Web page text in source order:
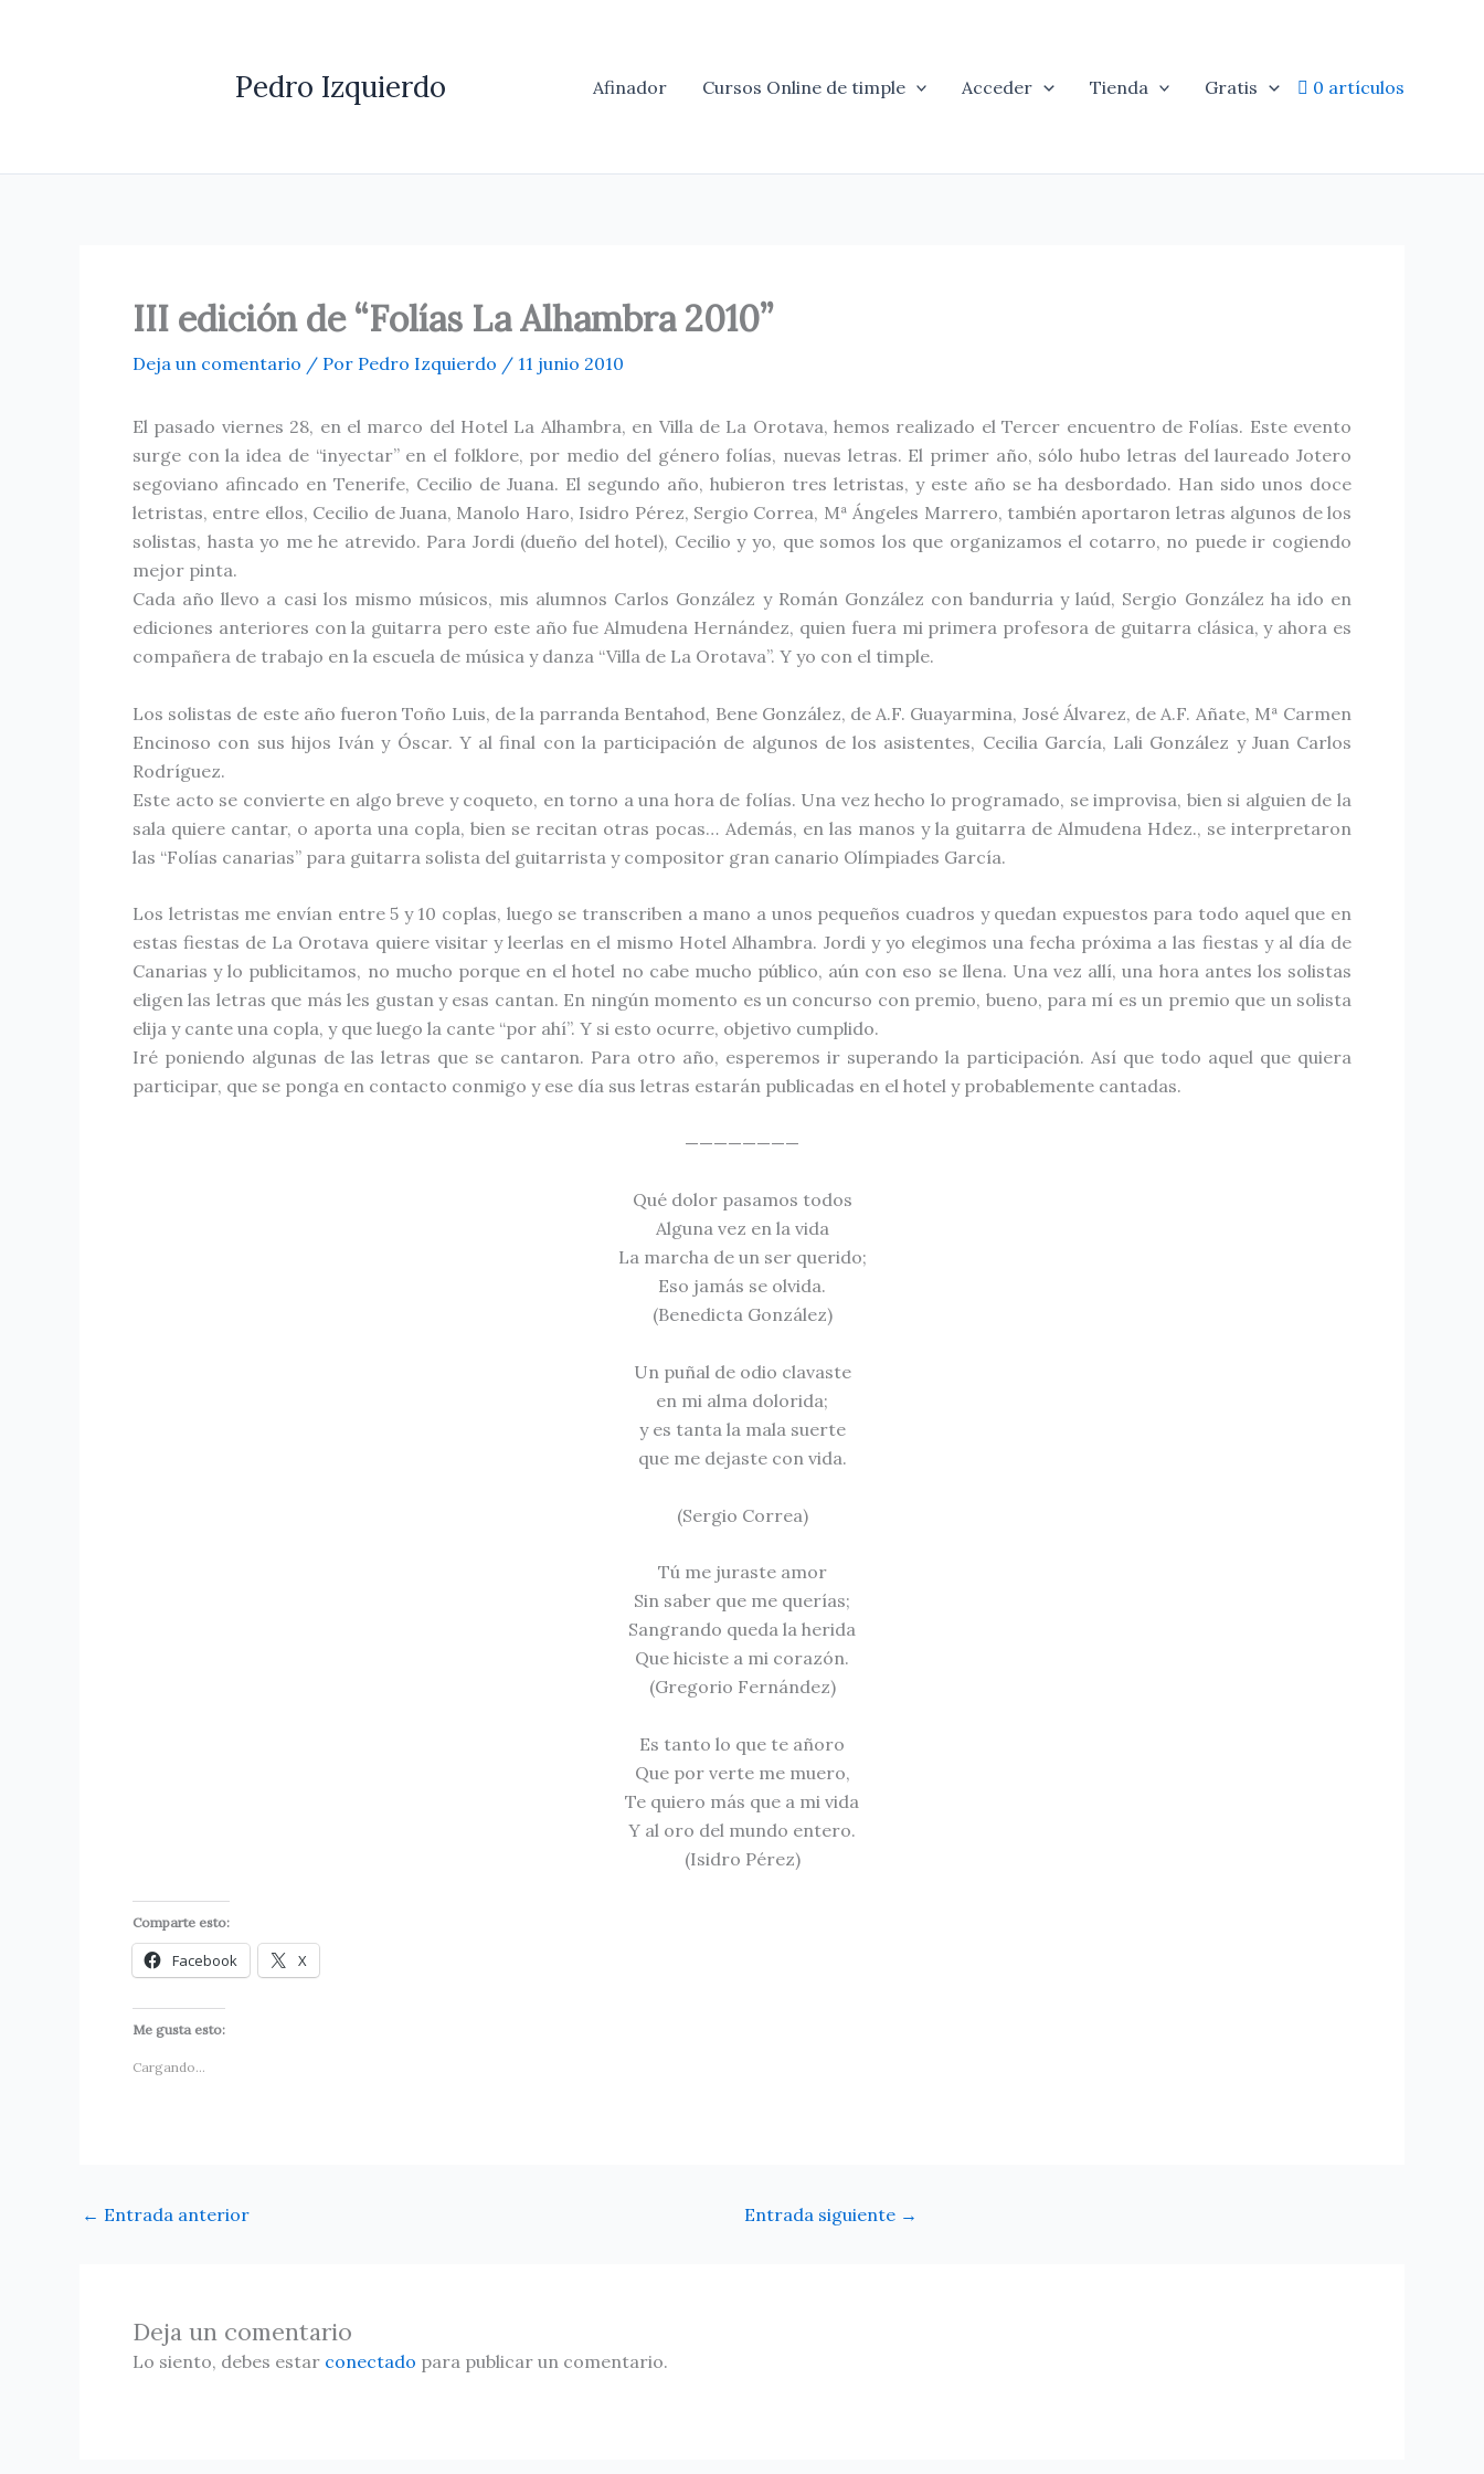
Pedro Izquierdo Afinador Cursos Online de timple Acceder Tienda Gratis 0 artículos
III edición de “Folías La Alhambra 2010”
Deja un comentario / Por Pedro Izquierdo / 11 junio 2010
El pasado viernes 28, en el marco del Hotel La Alhambra, en Villa de La Orotava, hemos realizado el Tercer encuentro de Folías. Este evento
surge con la idea de “inyectar” en el folklore, por medio del género folías, nuevas letras. El primer año, sólo hubo letras del laureado Jotero
segoviano afincado en Tenerife, Cecilio de Juana. El segundo año, hubieron tres letristas, y este año se ha desbordado. Han sido unos doce
letristas, entre ellos, Cecilio de Juana, Manolo Haro, Isidro Pérez, Sergio Correa, Mª Ángeles Marrero, también aportaron letras algunos de los
solistas, hasta yo me he atrevido. Para Jordi (dueño del hotel), Cecilio y yo, que somos los que organizamos el cotarro, no puede ir cogiendo
mejor pinta.
Cada año llevo a casi los mismo músicos, mis alumnos Carlos González y Román González con bandurria y laúd, Sergio González ha ido en
ediciones anteriores con la guitarra pero este año fue Almudena Hernández, quien fuera mi primera profesora de guitarra clásica, y ahora es
compañera de trabajo en la escuela de música y danza “Villa de La Orotava”. Y yo con el timple.
Los solistas de este año fueron Toño Luis, de la parranda Bentahod, Bene González, de A.F. Guayarmina, José Álvarez, de A.F. Añate, Mª Carmen
Encinoso con sus hijos Iván y Óscar. Y al final con la participación de algunos de los asistentes, Cecilia García, Lali González y Juan Carlos
Rodríguez.
Este acto se convierte en algo breve y coqueto, en torno a una hora de folías. Una vez hecho lo programado, se improvisa, bien si alguien de la
sala quiere cantar, o aporta una copla, bien se recitan otras pocas… Además, en las manos y la guitarra de Almudena Hdez., se interpretaron
las “Folías canarias” para guitarra solista del guitarrista y compositor gran canario Olímpiades García.
Los letristas me envían entre 5 y 10 coplas, luego se transcriben a mano a unos pequeños cuadros y quedan expuestos para todo aquel que en
estas fiestas de La Orotava quiere visitar y leerlas en el mismo Hotel Alhambra. Jordi y yo elegimos una fecha próxima a las fiestas y al día de
Canarias y lo publicitamos, no mucho porque en el hotel no cabe mucho público, aún con eso se llena. Una vez allí, una hora antes los solistas
eligen las letras que más les gustan y esas cantan. En ningún momento es un concurso con premio, bueno, para mí es un premio que un solista
elija y cante una copla, y que luego la cante “por ahí”. Y si esto ocurre, objetivo cumplido.
Iré poniendo algunas de las letras que se cantaron. Para otro año, esperemos ir superando la participación. Así que todo aquel que quiera
participar, que se ponga en contacto conmigo y ese día sus letras estarán publicadas en el hotel y probablemente cantadas.
————————
Qué dolor pasamos todos
Alguna vez en la vida
La marcha de un ser querido;
Eso jamás se olvida.
(Benedicta González)
Un puñal de odio clavaste
en mi alma dolorida;
y es tanta la mala suerte
que me dejaste con vida.
(Sergio Correa)
Tú me juraste amor
Sin saber que me querías;
Sangrando queda la herida
Que hiciste a mi corazón.
(Gregorio Fernández)
Es tanto lo que te añoro
Que por verte me muero,
Te quiero más que a mi vida
Y al oro del mundo entero.
(Isidro Pérez)
Comparte esto:
Facebook X
Me gusta esto:
Cargando...
← Entrada anterior Entrada siguiente →
Deja un comentario
Lo siento, debes estar conectado para publicar un comentario.